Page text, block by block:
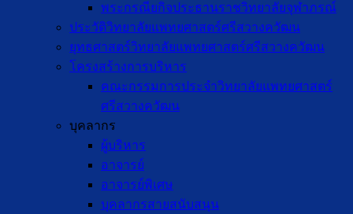
พระกรณียกิจประธานราชวิทยาลัยจุฬาภรณ์
ประวัติวิทยาลัยแพทยศาสตร์ศรีสวางควัฒน
ยุทธศาสตร์วิทยาลัยแพทยศาสตร์ศรีสวางควัฒน
โครงสร้างการบริหาร
คณะกรรมการประจำวิทยาลัยแพทยศาสตร์
ศรีสวางควัฒน
บุคลากร
ผู้บริหาร
อาจารย์
อาจารย์พิเศษ
บุคลากรสายสนับสนุน